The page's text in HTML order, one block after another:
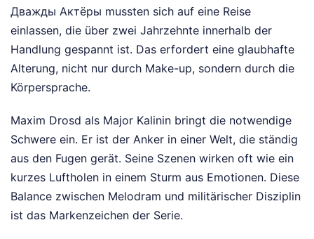
Дважды Актёры mussten sich auf eine Reise
einlassen, die über zwei Jahrzehnte innerhalb der
Handlung gespannt ist. Das erfordert eine glaubhafte
Alterung, nicht nur durch Make-up, sondern durch die
Körpersprache.
Maxim Drosd als Major Kalinin bringt die notwendige
Schwere ein. Er ist der Anker in einer Welt, die ständig
aus den Fugen gerät. Seine Szenen wirken oft wie ein
kurzes Luftholen in einem Sturm aus Emotionen. Diese
Balance zwischen Melodram und militärischer Disziplin
ist das Markenzeichen der Serie.